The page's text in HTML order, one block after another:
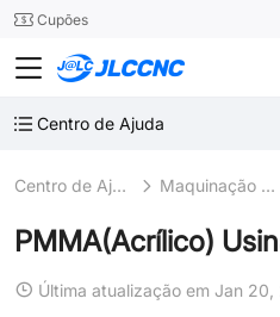
24SMTCupões
JLCCNC
Centro de Ajuda
Centro de Ajuda Maquinação CNC de Plástico
PMMA(Acrílico)
Última atualização em Jan